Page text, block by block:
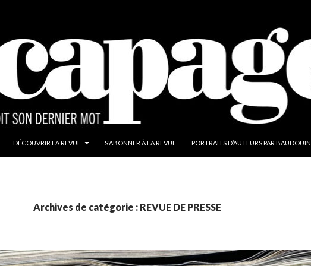
DÉCOUVRIR LA REVUE
S’ABONNER À LA REVUE PORTRAITS D’AUTEURS PAR BAUDOUIN
Archives de catégorie : REVUE DE PRESSE